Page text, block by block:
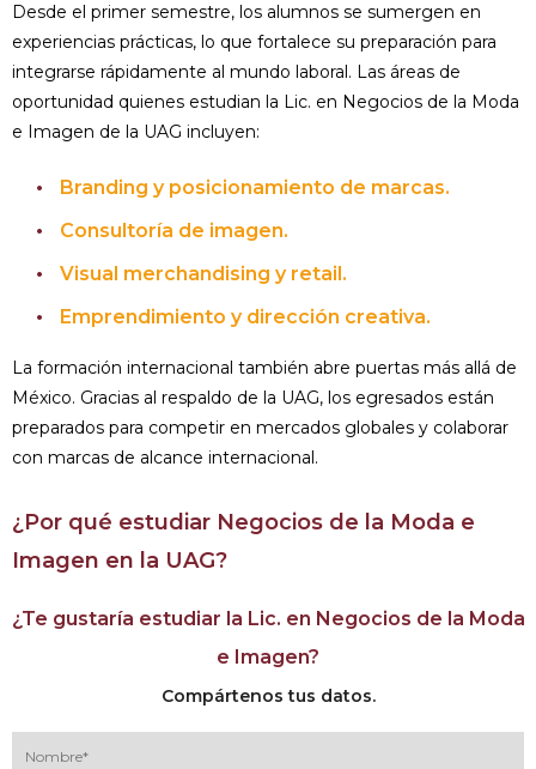
Desde el primer semestre, los alumnos se sumergen en
experiencias prácticas, lo que fortalece su preparación para
integrarse rápidamente al mundo laboral. Las áreas de
oportunidad quienes estudian la Lic. en Negocios de la Moda
e Imagen de la UAG incluyen:
Branding y posicionamiento de marcas.
Consultoría de imagen.
Visual merchandising y retail.
Emprendimiento y dirección creativa.
La formación internacional también abre puertas más allá de
México. Gracias al respaldo de la UAG, los egresados están
preparados para competir en mercados globales y colaborar
con marcas de alcance internacional.
¿Por qué estudiar Negocios de la Moda e
Imagen en la UAG?
¿Te gustaría estudiar la Lic. en Negocios de la Moda
e Imagen?
Compártenos tus datos.